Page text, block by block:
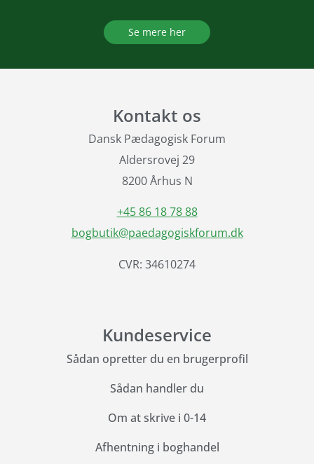
Se mere her
Kontakt os
Dansk Pædagogisk Forum
Aldersrovej 29
8200 Århus N
+45 86 18 78 88
bogbutik@paedagogiskforum.dk
CVR: 34610274
Kundeservice
Sådan opretter du en brugerprofil
Sådan handler du
Om at skrive i 0-14
Afhentning i boghandel